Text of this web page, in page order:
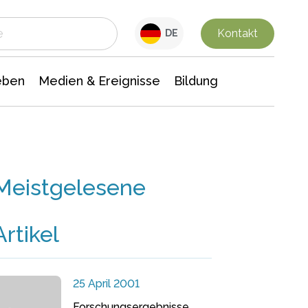
DE Kontakt
Medien & Ereignisse Bildung
25 April 2001